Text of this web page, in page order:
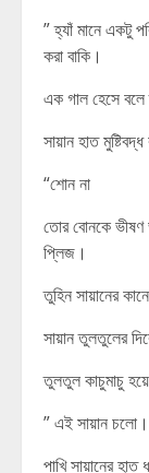
” হ্যাঁ মানে একটু
করা বাকি।
এক গাল হেসে বলে
সায়ান হাত
“শোন না
তোর বোনকে ভীষণ
প্লিজ।
তুহিন সায়ানের
সায়ান তুলতুলের
তুলতুল কাচুমাচু
” এই সায়ান চলো।
পাখি সায়ানের হাত